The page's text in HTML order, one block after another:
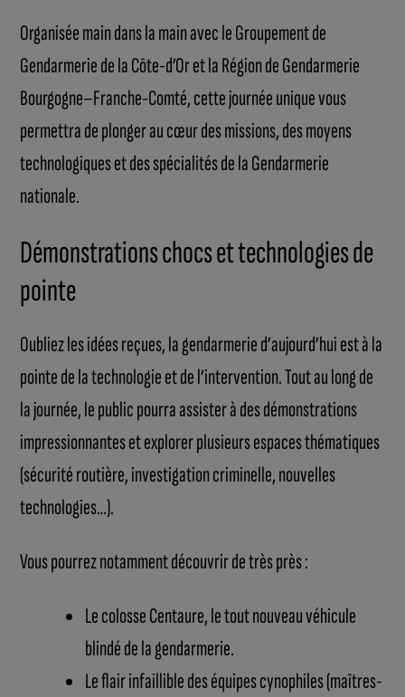
Organisée main dans la main avec le Groupement de
Gendarmerie de la Côte-d’Or et la Région de Gendarmerie
Bourgogne–Franche-Comté, cette journée unique vous
permettra de plonger au cœur des missions, des moyens
technologiques et des spécialités de la Gendarmerie
nationale.
Démonstrations chocs et technologies de
pointe
Oubliez les idées reçues, la gendarmerie d’aujourd’hui est à la
pointe de la technologie et de l’intervention. Tout au long de
la journée, le public pourra assister à des démonstrations
impressionnantes et explorer plusieurs espaces thématiques
(sécurité routière, investigation criminelle, nouvelles
technologies…).
Vous pourrez notamment découvrir de très près :
Le colosse Centaure, le tout nouveau véhicule
blindé de la gendarmerie.
Le flair infaillible des équipes cynophiles (maîtres-